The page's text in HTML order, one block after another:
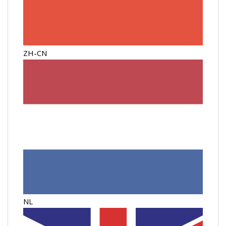
ZH-CN
NL